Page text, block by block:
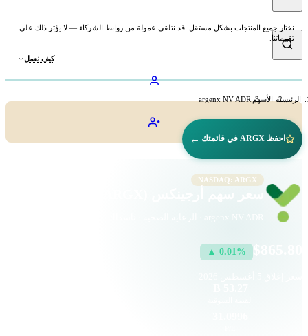
نختار جميع المنتجات بشكل مستقل. قد نتلقى عمولة من روابط الشركاء — لا يؤثر ذلك على
تقييماتنا.
كيف نعمل
الرئيسية الأسهم argenx NV ADR
احفظ ARGX في قائمتك ←
NASDAQ: ARGX
سعر سهم أرجينكس (ARGX)
▲ 0.01%